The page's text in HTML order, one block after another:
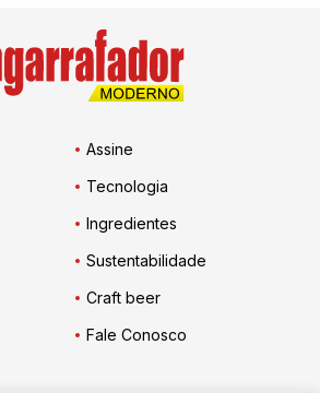
Assine
Tecnologia
Ingredientes
Sustentabilidade
Craft beer
Fale Conosco